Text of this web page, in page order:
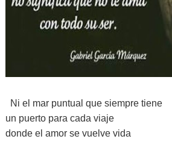
Ni el mar puntual que siempre tiene
un puerto para cada viaje
donde el amor se vuelve vida